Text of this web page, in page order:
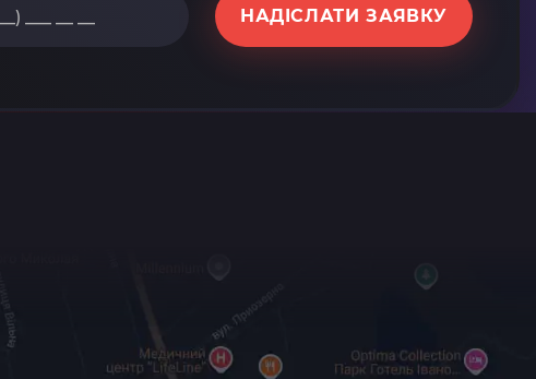
НАДІСЛАТИ ЗАЯВКУ